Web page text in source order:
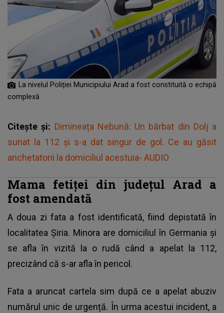
La nivelul Poliţiei Municipiului Arad a fost constituită o echipă
complexă
Citește și: Dimineața Nebună: Un bărbat din Dolj a
sunat la 112 și s-a dat singur de gol. Ce au găsit
anchetatorii la domiciliul acestuia- AUDIO
Mama fetiței din județul Arad a
fost amendată
A doua zi fata a fost identificată, fiind depistată în
localitatea Șiria. Minora are domiciliul în Germania și
se afla în vizită la o rudă când a apelat la 112,
precizând că s-ar afla în pericol.
Fata a aruncat cartela sim după ce a apelat abuziv
numărul unic de urgență. În urma acestui incident, a